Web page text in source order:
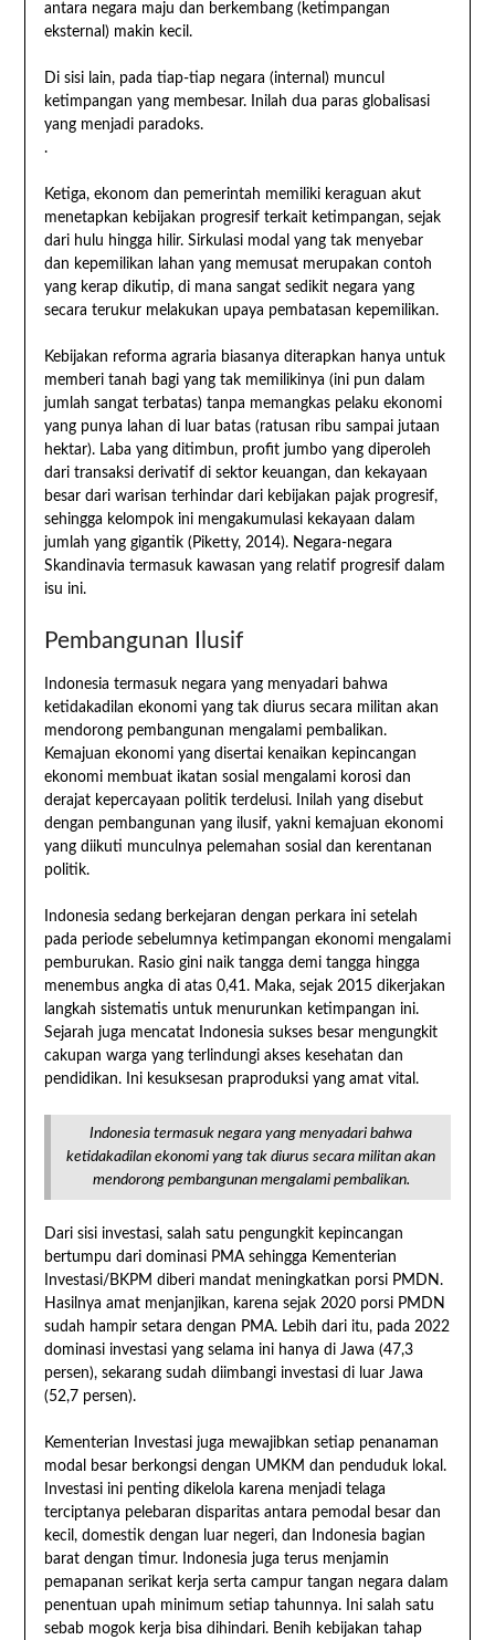
antara negara maju dan berkembang (ketimpangan
eksternal) makin kecil.
Di sisi lain, pada tiap-tiap negara (internal) muncul
ketimpangan yang membesar. Inilah dua paras globalisasi
yang menjadi paradoks.
.
Ketiga, ekonom dan pemerintah memiliki keraguan akut
menetapkan kebijakan progresif terkait ketimpangan, sejak
dari hulu hingga hilir. Sirkulasi modal yang tak menyebar
dan kepemilikan lahan yang memusat merupakan contoh
yang kerap dikutip, di mana sangat sedikit negara yang
secara terukur melakukan upaya pembatasan kepemilikan.
Kebijakan reforma agraria biasanya diterapkan hanya untuk
memberi tanah bagi yang tak memilikinya (ini pun dalam
jumlah sangat terbatas) tanpa memangkas pelaku ekonomi
yang punya lahan di luar batas (ratusan ribu sampai jutaan
hektar). Laba yang ditimbun, profit jumbo yang diperoleh
dari transaksi derivatif di sektor keuangan, dan kekayaan
besar dari warisan terhindar dari kebijakan pajak progresif,
sehingga kelompok ini mengakumulasi kekayaan dalam
jumlah yang gigantik (Piketty, 2014). Negara-negara
Skandinavia termasuk kawasan yang relatif progresif dalam
isu ini.
Pembangunan Ilusif
Indonesia termasuk negara yang menyadari bahwa
ketidakadilan ekonomi yang tak diurus secara militan akan
mendorong pembangunan mengalami pembalikan.
Kemajuan ekonomi yang disertai kenaikan kepincangan
ekonomi membuat ikatan sosial mengalami korosi dan
derajat kepercayaan politik terdelusi. Inilah yang disebut
dengan pembangunan yang ilusif, yakni kemajuan ekonomi
yang diikuti munculnya pelemahan sosial dan kerentanan
politik.
Indonesia sedang berkejaran dengan perkara ini setelah
pada periode sebelumnya ketimpangan ekonomi mengalami
pemburukan. Rasio gini naik tangga demi tangga hingga
menembus angka di atas 0,41. Maka, sejak 2015 dikerjakan
langkah sistematis untuk menurunkan ketimpangan ini.
Sejarah juga mencatat Indonesia sukses besar mengungkit
cakupan warga yang terlindungi akses kesehatan dan
pendidikan. Ini kesuksesan praproduksi yang amat vital.
Indonesia termasuk negara yang menyadari bahwa
ketidakadilan ekonomi yang tak diurus secara militan akan
mendorong pembangunan mengalami pembalikan.
Dari sisi investasi, salah satu pengungkit kepincangan
bertumpu dari dominasi PMA sehingga Kementerian
Investasi/BKPM diberi mandat meningkatkan porsi PMDN.
Hasilnya amat menjanjikan, karena sejak 2020 porsi PMDN
sudah hampir setara dengan PMA. Lebih dari itu, pada 2022
dominasi investasi yang selama ini hanya di Jawa (47,3
persen), sekarang sudah diimbangi investasi di luar Jawa
(52,7 persen).
Kementerian Investasi juga mewajibkan setiap penanaman
modal besar berkongsi dengan UMKM dan penduduk lokal.
Investasi ini penting dikelola karena menjadi telaga
terciptanya pelebaran disparitas antara pemodal besar dan
kecil, domestik dengan luar negeri, dan Indonesia bagian
barat dengan timur. Indonesia juga terus menjamin
pemapanan serikat kerja serta campur tangan negara dalam
penentuan upah minimum setiap tahunnya. Ini salah satu
sebab mogok kerja bisa dihindari. Benih kebijakan tahap